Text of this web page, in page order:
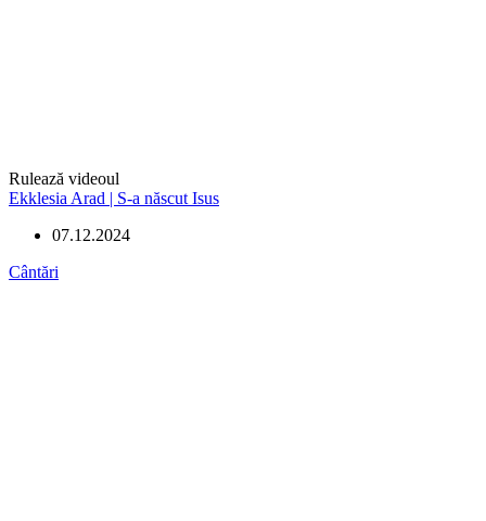
Rulează videoul
Ekklesia Arad | S-a născut Isus
07.12.2024
Cântări